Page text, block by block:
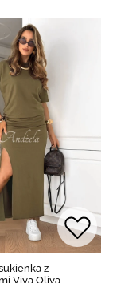
z
Viva Oliva